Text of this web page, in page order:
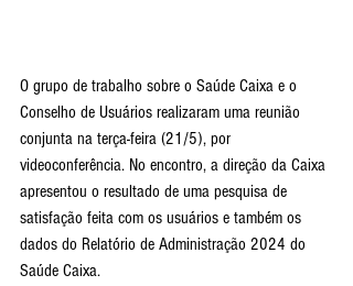
O grupo de trabalho sobre o Saúde Caixa e o
Conselho de Usuários realizaram uma reunião
conjunta na terça-feira (21/5), por
videoconferência. No encontro, a direção da Caixa
apresentou o resultado de uma pesquisa de
satisfação feita com os usuários e também os
dados do Relatório de Administração 2024 do
Saúde Caixa.